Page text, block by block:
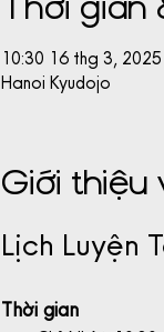
10:30 16 thg 3,
Hanoi Kyudojo
Giới thiệu
Lịch Luyện
Thời gian